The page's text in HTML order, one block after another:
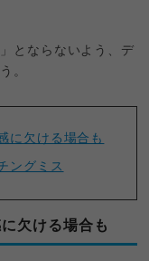
とならないよう、デ
。
に欠ける場合も
ングミス
欠ける場合も